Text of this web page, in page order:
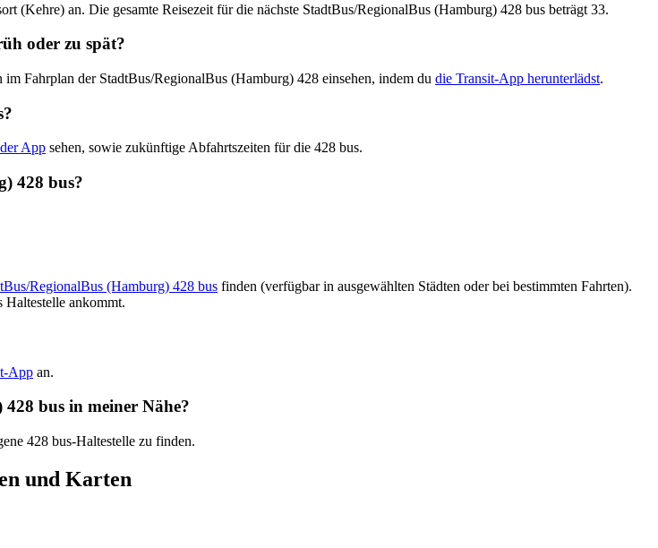
(Kehre) an. Die gesamte Reisezeit für die nächste StadtBus/RegionalBus (Hamburg) 428 bus beträgt 33.
oder zu spät?
Fahrplan der StadtBus/RegionalBus (Hamburg) 428 einsehen, indem du die Transit-App herunterlädst.
App sehen, sowie zukünftige Abfahrtszeiten für die 428 bus.
428 bus?
RegionalBus (Hamburg) 428 bus finden (verfügbar in ausgewählten Städten oder bei bestimmten Fahrten).
Haltestelle ankommt.
App an.
bus in meiner Nähe?
428 bus-Haltestelle zu finden.
und Karten